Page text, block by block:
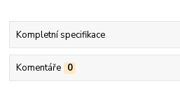
Kompletní specifikace
Komentáře 0